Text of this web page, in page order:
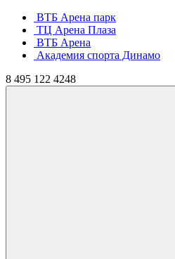
ВТБ Арена парк
ТЦ Арена Плаза
ВТБ Арена
Академия спорта Динамо
8 495 122 4248